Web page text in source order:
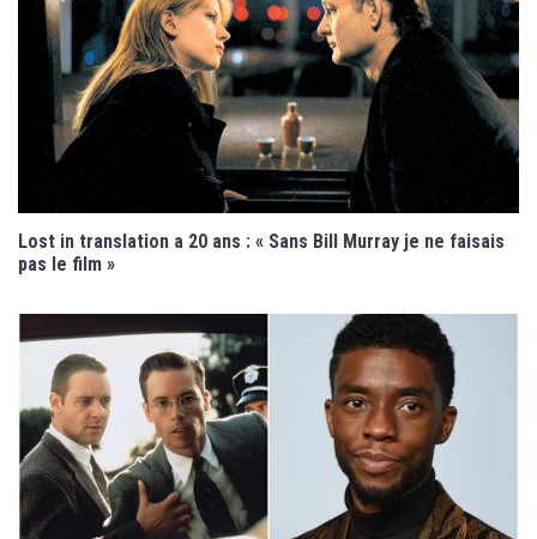
Lost in translation a 20 ans : « Sans Bill Murray je ne faisais
pas le film »